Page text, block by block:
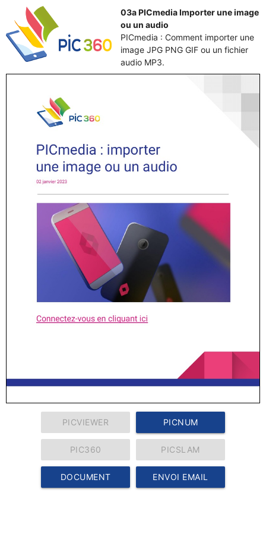
03a PICmedia Importer une image
ou un audio
PICmedia : Comment importer une
image JPG PNG GIF ou un fichier
audio MP3.
PICVIEWER PICNUM
PIC360 PICSLAM
DOCUMENT ENVOI EMAIL